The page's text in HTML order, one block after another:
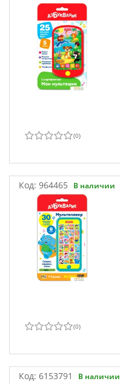
(0)
Код: 964465 В наличии
(0)
Код: 6153791 В наличии